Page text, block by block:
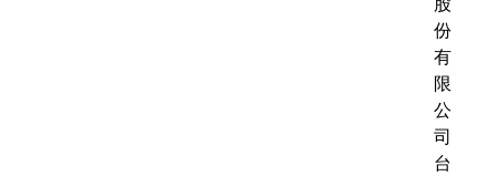
份
有
限
公
司
台